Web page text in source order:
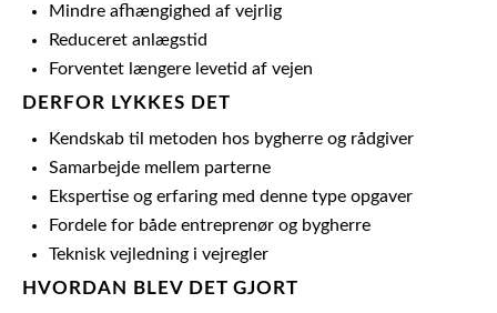
Mindre afhængighed af vejrlig
Reduceret anlægstid
Forventet længere levetid af vejen
DERFOR LYKKES DET
Kendskab til metoden hos bygherre og rådgiver
Samarbejde mellem parterne
Ekspertise og erfaring med denne type opgaver
Fordele for både entreprenør og bygherre
Teknisk vejledning i vejregler
HVORDAN BLEV DET GJORT